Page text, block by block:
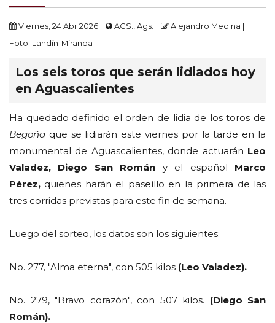
Viernes, 24 Abr 2026 AGS., Ags.
Alejandro Medina |
Foto: Landín-Miranda
Los seis toros que serán lidiados hoy
en Aguascalientes
Ha quedado definido el orden de lidia de los toros de
Begoña que se lidiarán este viernes por la tarde en la
monumental de Aguascalientes, donde actuarán Leo
Valadez, Diego San Román y el español Marco
Pérez, quienes harán el paseíllo en la primera de las
tres corridas previstas para este fin de semana.
Luego del sorteo, los datos son los siguientes:
No. 277, "Alma eterna", con 505 kilos (Leo Valadez).
No. 279, "Bravo corazón", con 507 kilos. (Diego San
Román).